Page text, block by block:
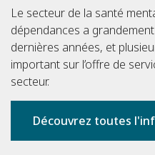
Le secteur de la santé
dépendances a
dernières années, et
important sur l’offre de
secteur.
Découvrez toutes